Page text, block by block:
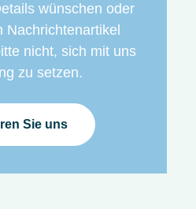
wünschen oder
Nachrichtenartikel
nicht, sich mit uns
zu setzen.
Sie uns